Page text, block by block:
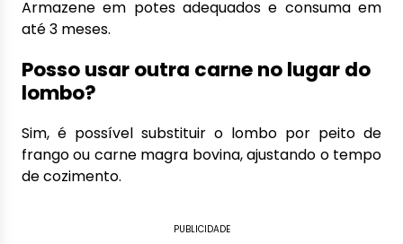
Armazene em potes adequados e consuma em
até 3 meses.
Posso usar outra carne no lugar do
lombo?
Sim, é possível substituir o lombo por peito de
frango ou carne magra bovina, ajustando o tempo
de cozimento.
PUBLICIDADE